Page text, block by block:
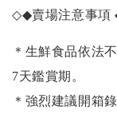
◇◆賣場注意事項
＊生鮮食品依法
7天鑑賞期。
＊強烈建議開箱